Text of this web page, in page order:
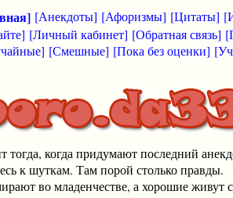
[Анекдоты] [Афоризмы] [Цитаты]
[Личный кабинет] [Обратная связь]
[Смешные] [Пока без оценки]
тогда, когда придумают последний
к шуткам. Там порой столько правды.
во младенчестве, а хорошие живут